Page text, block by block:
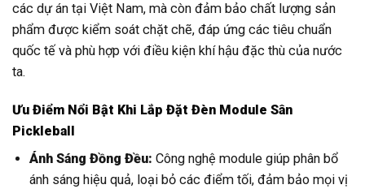
các dự án tại Việt Nam, mà còn đảm bảo chất lượng sản
phẩm được kiểm soát chặt chẽ, đáp ứng các tiêu chuẩn
quốc tế và phù hợp với điều kiện khí hậu đặc thù của nước
ta.
Ưu Điểm Nổi Bật Khi Lắp Đặt Đèn Module Sân
Pickleball
Ánh Sáng Đồng Đều: Công nghệ module giúp phân bổ
ánh sáng hiệu quả, loại bỏ các điểm tối, đảm bảo mọi vị